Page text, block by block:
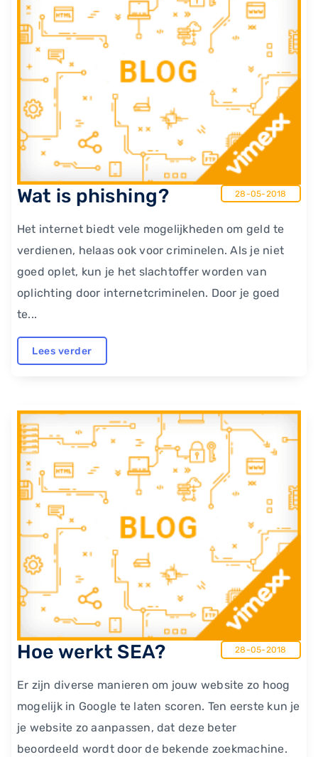
Wat is phishing? 28-05-2018
Het internet biedt vele mogelijkheden om geld te
verdienen, helaas ook voor criminelen. Als je niet
goed oplet, kun je het slachtoffer worden van
oplichting door internetcriminelen. Door je goed
te...
Lees verder
Hoe werkt SEA? 28-05-2018
Er zijn diverse manieren om jouw website zo hoog
mogelijk in Google te laten scoren. Ten eerste kun je
je website zo aanpassen, dat deze beter
beoordeeld wordt door de bekende zoekmachine.